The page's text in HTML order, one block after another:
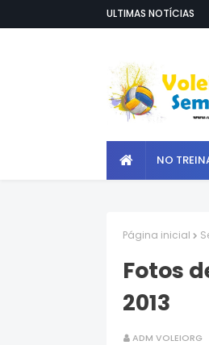
ULTIMAS NOTÍCIAS
NO
Página inicial
Fotos
2013
ADM VOLEIORG